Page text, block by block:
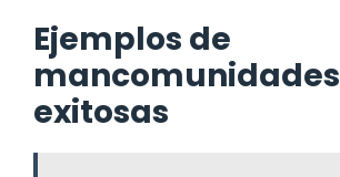
Ejemplos de
mancomunidades
exitosas